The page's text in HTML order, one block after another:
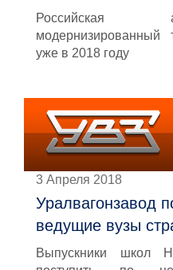
Российская
уже в 2018 году
3 Апреля 2018
Уралвагонзавод
ведущие вузы
Выпускники школ